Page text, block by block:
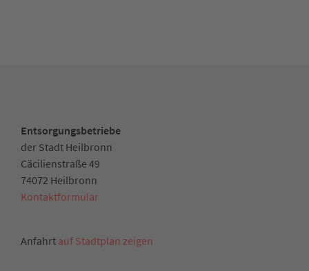
Entsorgungsbetriebe
der Stadt Heilbronn
Cäcilienstraße 49
74072 Heilbronn
Kontaktformular
Anfahrt auf Stadtplan zeigen